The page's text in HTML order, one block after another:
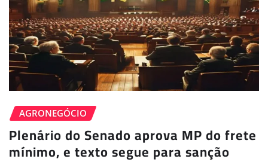
AGRONEGÓCIO
Plenário do Senado aprova MP do frete
mínimo, e texto segue para sanção